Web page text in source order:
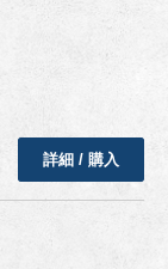
詳細 / 購入